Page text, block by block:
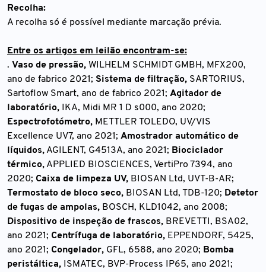
Recolha:
A recolha só é possível mediante marcação prévia.
Entre os artigos em leilão encontram-se:
. Vaso de pressão, WILHELM SCHMIDT GMBH, MFX200,
ano de fabrico 2021; Sistema de filtração, SARTORIUS,
Sartoflow Smart, ano de fabrico 2021; Agitador de
laboratório, IKA, Midi MR 1 D s000, ano 2020;
Espectrofotómetro, METTLER TOLEDO, UV/VIS
Excellence UV7, ano 2021; Amostrador automático de
líquidos, AGILENT, G4513A, ano 2021; Biociclador
térmico, APPLIED BIOSCIENCES, VertiPro 7394, ano
2020; Caixa de limpeza UV, BIOSAN Ltd, UVT-B-AR;
Termostato de bloco seco, BIOSAN Ltd, TDB-120; Detetor
de fugas de ampolas, BOSCH, KLD1042, ano 2008;
Dispositivo de inspeção de frascos, BREVETTI, BSA02,
ano 2021; Centrífuga de laboratório, EPPENDORF, 5425,
ano 2021; Congelador, GFL, 6588, ano 2020; Bomba
peristáltica, ISMATEC, BVP-Process IP65, ano 2021;